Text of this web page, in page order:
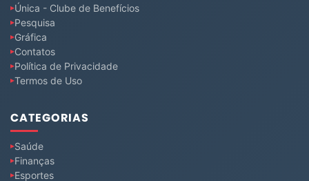
Única - Clube de Benefícios
Pesquisa
Gráfica
Contatos
Política de Privacidade
Termos de Uso
CATEGORIAS
Saúde
Finanças
Esportes